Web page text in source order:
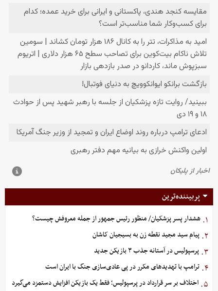
پربیننده‌ترین
۱. هشدار پسر پزشکیان/ منظور رئیس جمهور از جمله معروفش چیست؟
۲. پیام سید مجید نقطه زن به بسیجیان کاشان
۳. پرسپولیس در آستانه جذب ۳ بازیکن جدید
۴. ترامپ با تهدیدهای مکرر در پی عادی‌سازی جنگ با ایران است
۵. اختلاف بر سر قرارداد در پرسپولیس؛ فقط یک بازیکن افزایش دستمزد می‌گیرد